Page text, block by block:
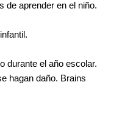
de aprender en el niño.
durante el año escolar.
hagan daño. Brains